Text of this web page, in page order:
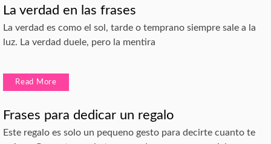
La verdad en las frases
La verdad es como el sol, tarde o temprano siempre sale a la
luz. La verdad duele, pero la mentira
Read More
Frases para dedicar un regalo
Este regalo es solo un pequeno gesto para decirte cuanto te